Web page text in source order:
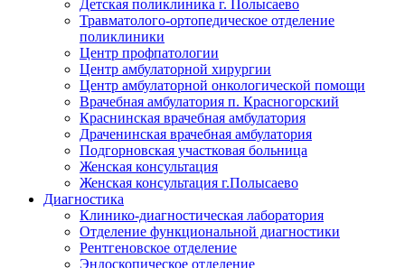
Детская поликлиника г. Полысаево
Травматолого-ортопедическое отделение
поликлиники
Центр профпатологии
Центр амбулаторной хирургии
Центр амбулаторной онкологической помощи
Врачебная амбулатория п. Красногорский
Краснинская врачебная амбулатория
Драченинская врачебная амбулатория
Подгорновская участковая больница
Женская консультация
Женская консультация г.Полысаево
Диагностика
Клинико-диагностическая лаборатория
Отделение функциональной диагностики
Рентгеновское отделение
Эндоскопическое отделение